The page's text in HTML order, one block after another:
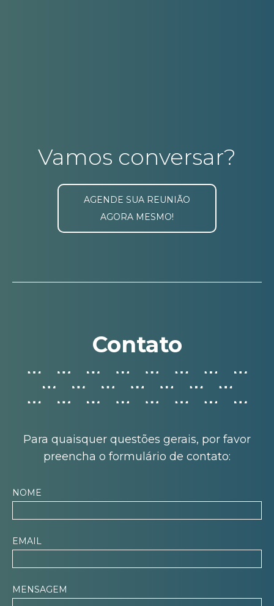
Vamos conversar?
AGENDE SUA REUNIÃO
AGORA MESMO!
Contato
Para quaisquer questões gerais, por favor
preencha o formulário de contato:
NOME
EMAIL
MENSAGEM